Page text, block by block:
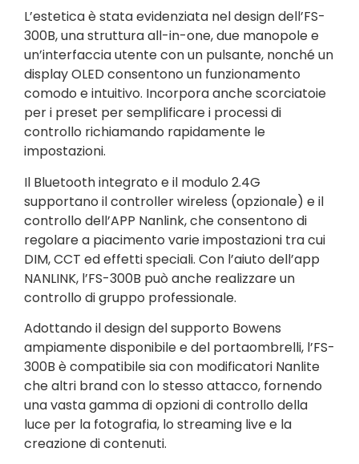
L’estetica è stata evidenziata nel design dell’FS-
300B, una struttura all-in-one, due manopole e
un’interfaccia utente con un pulsante, nonché un
display OLED consentono un funzionamento
comodo e intuitivo. Incorpora anche scorciatoie
per i preset per semplificare i processi di
controllo richiamando rapidamente le
impostazioni.
Il Bluetooth integrato e il modulo 2.4G
supportano il controller wireless (opzionale) e il
controllo dell’APP Nanlink, che consentono di
regolare a piacimento varie impostazioni tra cui
DIM, CCT ed effetti speciali. Con l’aiuto dell’app
NANLINK, l’FS-300B può anche realizzare un
controllo di gruppo professionale.
Adottando il design del supporto Bowens
ampiamente disponibile e del portaombrelli, l’FS-
300B è compatibile sia con modificatori Nanlite
che altri brand con lo stesso attacco, fornendo
una vasta gamma di opzioni di controllo della
luce per la fotografia, lo streaming live e la
creazione di contenuti.